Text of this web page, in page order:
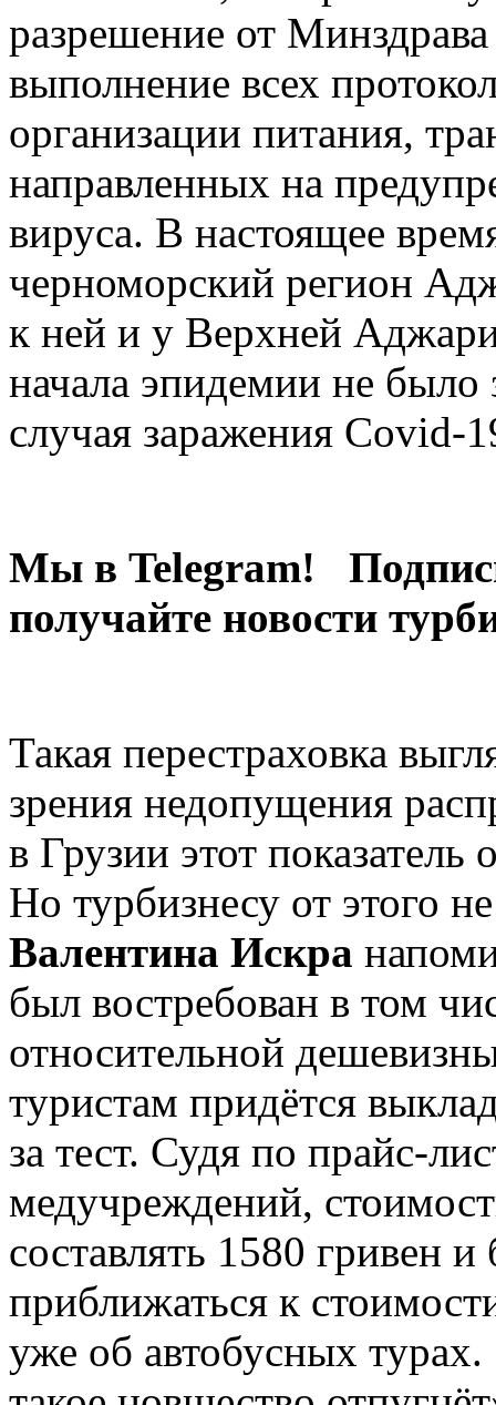
разрешение от
выполнение всех
организации питания,
направленных на
вируса. В настоящее
черноморский регион
к ней и у Верхней
начала эпидемии не было
случая заражения Covid-
Мы в Telegram!
получайте новости
Такая перестраховка
зрения недопущения
в Грузии этот
Но турбизнесу от этого
Валентина Искра
был востребован в том
относительной
туристам придётся
за тест. Судя по прайс-
медучреждений,
составлять 1580 гривен и
приближаться к
уже об автобусных